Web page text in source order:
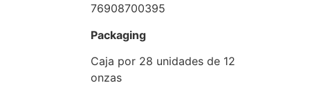
76908700395
Packaging
Caja por 28 unidades de 12
onzas